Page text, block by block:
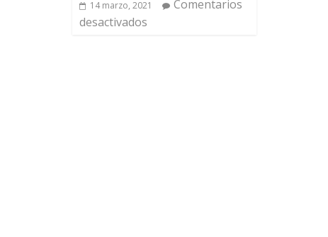
14 marzo, 2021
Comentarios
desactivados